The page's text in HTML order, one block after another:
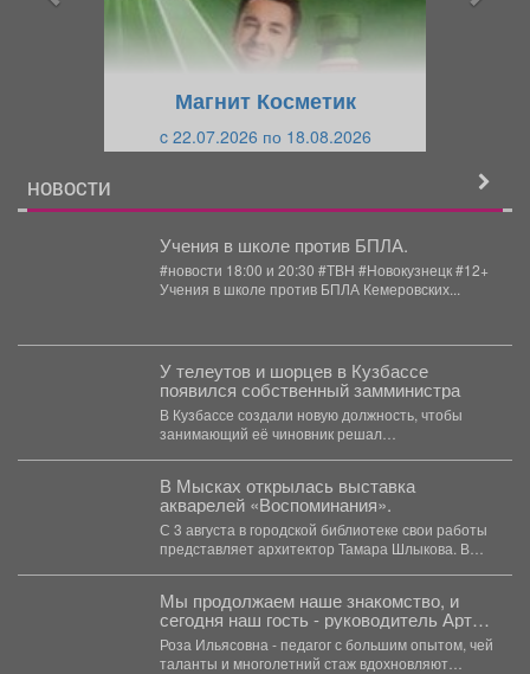
Магнит Косметик
c 22.07.2026 по 18.08.2026
НОВОСТИ
Учения в школе против БПЛА.
#новости 18:00 и 20:30 #ТВН #Новокузнецк #12+
Учения в школе против БПЛА Кемеровских...
У телеутов и шорцев в Кузбассе
появился собственный замминистра
В Кузбассе создали новую должность, чтобы
занимающий её чиновник решал
В Мысках открылась выставка
акварелей «Воспоминания».
С 3 августа в городской библиотеке свои работы
представляет архитектор Тамара Шлыкова. В
Мы продолжаем наше знакомство, и
сегодня наш гость - руководитель Арт-
студии «Просто интересно» - Некрасова
Роза Ильясовна.
Роза Ильясовна - педагог с большим опытом, чей
таланты и многолетний стаж вдохновляют